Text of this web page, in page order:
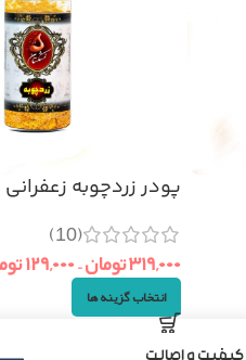
پودر زردچوبه
(10)
۳۱۹,۰۰۰تومان–۱۲۹,۰۰۰
انتخاب گزینه ها